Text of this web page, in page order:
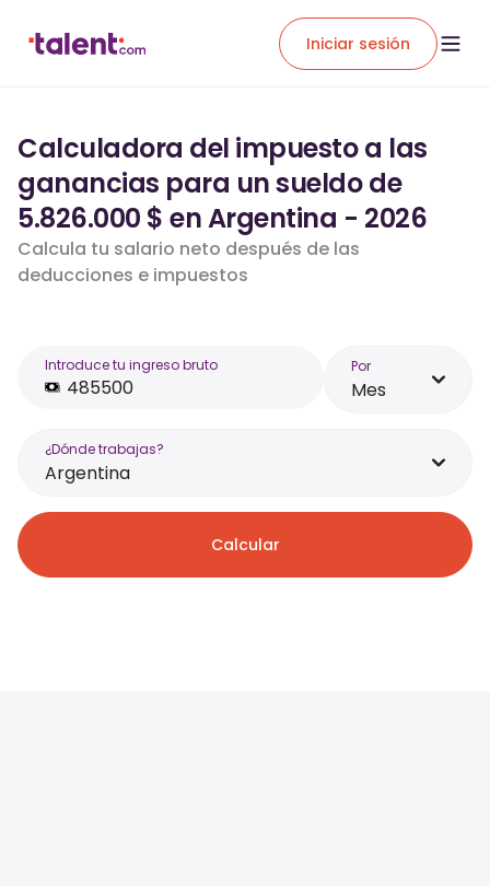
Iniciar sesión
Calculadora del impuesto a las
ganancias para un sueldo de
5.826.000 $ en Argentina - 2026
Calcula tu salario neto después de las
deducciones e impuestos
Introduce tu ingreso bruto Por
Mes
¿Dónde trabajas?
Argentina
Calcular